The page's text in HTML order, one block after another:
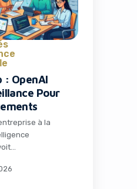
[…]
: OpenAI
Pour
à la
au plus
le